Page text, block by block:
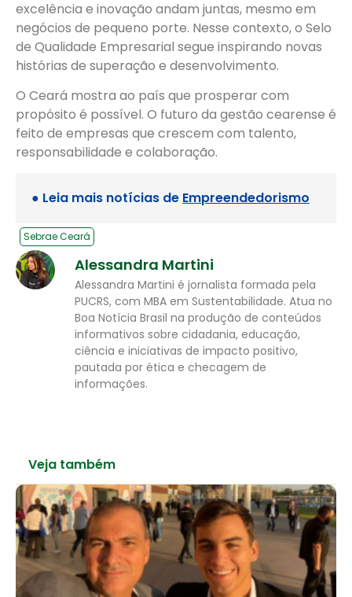
excelência e inovação andam juntas, mesmo em
negócios de pequeno porte. Nesse contexto, o Selo
de Qualidade Empresarial segue inspirando novas
histórias de superação e desenvolvimento.
O Ceará mostra ao país que prosperar com
propósito é possível. O futuro da gestão cearense é
feito de empresas que crescem com talento,
responsabilidade e colaboração.
● Leia mais notícias de Empreendedorismo
Sebrae Ceará
Alessandra Martini
Alessandra Martini é jornalista formada pela
PUCRS, com MBA em Sustentabilidade. Atua no
Boa Notícia Brasil na produção de conteúdos
informativos sobre cidadania, educação,
ciência e iniciativas de impacto positivo,
pautada por ética e checagem de
informações.
Veja também